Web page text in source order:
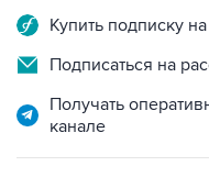
Купить подписку
Подписаться на
Получать
канале